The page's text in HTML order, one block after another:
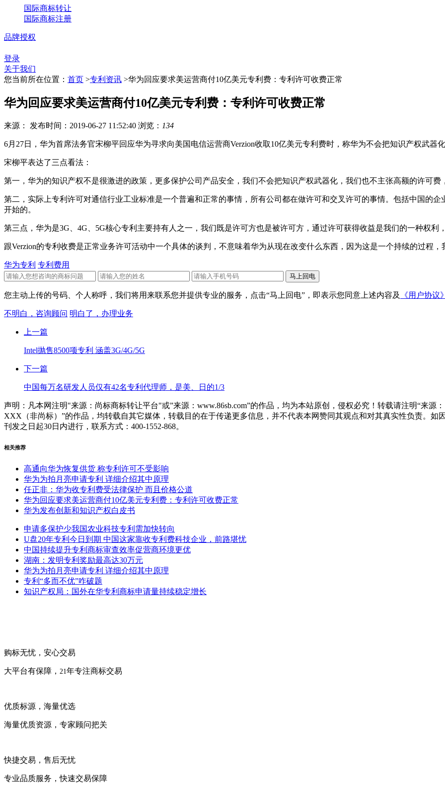
国际商标转让
国际商标注册
品牌授权
登录
关于我们
您当前所在位置： 首页 >专利资讯 >华为回应要求美运营商付10亿美元专利费：专利许可收费正常
华为回应要求美运营商付10亿美元专利费：专利许可收费正常
来源： 发布时间：2019-06-27 11:52:40 浏览： 134
6月27日，华为首席法务官宋柳平回应华为寻求向美国电信运营商Verzion收取10亿美元专利费时，称华为不会把知识产权武
宋柳平表达了三点看法：
第一，华为的知识产权不是很激进的政策，更多保护公司产品安全，我们不会把知识产权武器化，我们也不主张高额的许可
第二，实际上专利许可对通信行业工业标准是一个普遍和正常的事情，所有公司都在做许可和交叉许可的事情。包括中国的
开始的。
第三点，华为是3G、4G、5G核心专利主要持有人之一，我们既是许可方也是被许可方，通过许可获得收益是我们的一种权
跟Verzion的专利收费是正常业务许可活动中一个具体的谈判，不意味着华为从现在改变什么东西，因为这是一个持续的过程
华为专利 专利费用
您主动上传的号码、个人称呼，我们将用来联系您并提供专业的服务，点击“马上回电”，即表示您同意上述内容及 《用户协议
不明白，咨询顾问 明白了，办理业务
上一篇
Intel抛售8500项专利 涵盖3G/4G/5G
下一篇
中国每万名研发人员仅有42名专利代理师，是美、日的1/3
声明：凡本网注明"来源：尚标商标转让平台"或”来源：www.86sb.com”的作品，均为本站原创，侵权必究！转载请注明“来源
XXX（非尚标）”的作品，均转载自其它媒体，转载目的在于传递更多信息，并不代表本网赞同其观点和对其真实性负责。
刊发之日起30日内进行，联系方式：400-1552-868。
相关推荐
高通向华为恢复供货 称专利许可不受影响
华为为拍月亮申请专利 详细介绍其中原理
任正非：华为收专利费受法律保护 而且价格公道
华为回应要求美运营商付10亿美元专利费：专利许可收费正常
华为发布创新和知识产权白皮书
申请多保护少我国农业科技专利需加快转向
U盘20年专利今日到期 中国这家靠收专利费科技企业，前路堪忧
中国持续提升专利商标审查效率促营商环境更优
湖南：发明专利奖励最高达30万元
华为为拍月亮申请专利 详细介绍其中原理
专利“多而不优”咋破题
知识产权局：国外在华专利商标申请量持续稳定增长
购标无忧，安心交易
大平台有保障， 21 年专注商标交易
优质标源，海量优选
海量优质资源，专家顾问把关
快捷交易，售后无忧
专业品质服务，快速交易保障